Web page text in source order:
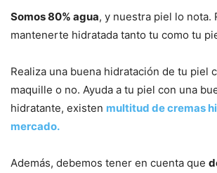
Somos 80% agua, y nuestra piel lo nota.
mantenerte hidratada tanto tu como tu
Realiza una buena hidratación de tu piel
maquille o no. Ayuda a tu piel con una
hidratante, existen multitud de cremas
mercado.
Además, debemos tener en cuenta que